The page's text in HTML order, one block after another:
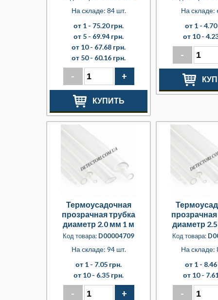
На складе: 84 шт.
от 1 - 75.20 грн.
от 5 - 69.94 грн.
от 10 - 67.68 грн.
от 50 - 60.16 грн.
- +
КУПИТЬ
На складе:
от 1 -
от 10 -
-
Термоусадочная
прозрачная трубка
диаметр 2.0 мм 1 м
Код товара: D00004709
На складе: 94 шт.
от 1 - 7.05 грн.
от 10 - 6.35 грн.
- +
диаметр
Код товара:
На складе:
от 1 -
от 10 -
-